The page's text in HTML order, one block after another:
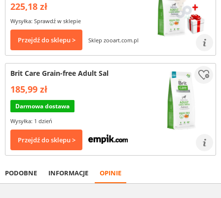
225,18 zł
Wysyłka: Sprawdź w sklepie
Przejdź do sklepu > Sklep zooart.com.pl
Brit Care Grain-free Adult Sal
185,99 zł
Darmowa dostawa
Wysyłka: 1 dzień
Przejdź do sklepu >
PODOBNE INFORMACJE OPINIE